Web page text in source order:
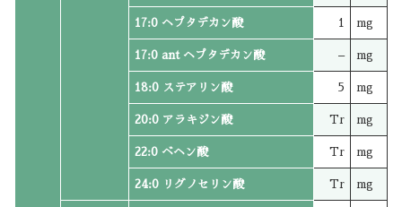
17:0 ヘプタデカン酸 1 mg
17:0 ant ヘプタデカン酸 – mg
18:0 ステアリン酸 5 mg
20:0 アラキジン酸 Tr mg
22:0 ベヘン酸 Tr mg
24:0 リグノセリン酸 Tr mg